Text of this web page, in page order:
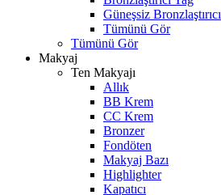
Güneşsiz Bronzlaştırıcı
Tümünü Gör
Tümünü Gör
Makyaj
Ten Makyajı
Allık
BB Krem
CC Krem
Bronzer
Fondöten
Makyaj Bazı
Highlighter
Kapatıcı